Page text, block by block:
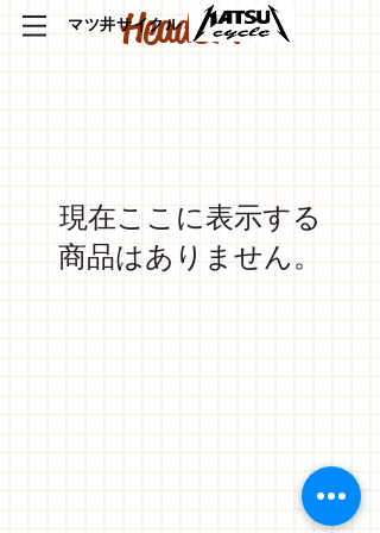
​マツ井サイクル
HeadSET
現在ここに表示する
商品はありません。